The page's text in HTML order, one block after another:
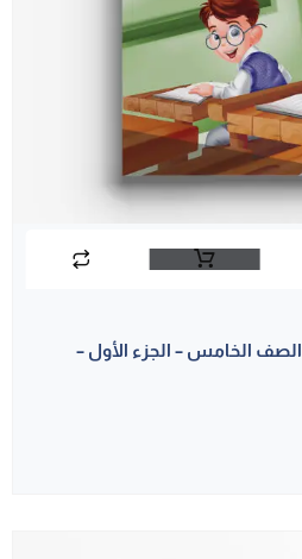
الصف الخامس – الجزء الأول –